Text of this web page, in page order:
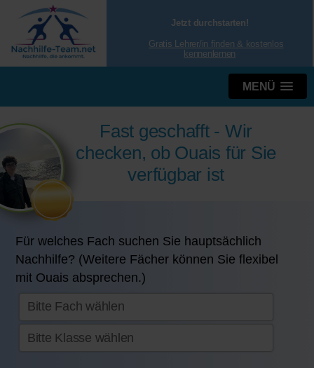
Jetzt durchstarten!
Gratis Lehrer/in finden & kostenlos
kennenlernen
MENÜ
Fast geschafft - Wir
checken, ob Ouais für Sie
verfügbar ist
Für welches Fach suchen Sie hauptsächlich
Nachhilfe? (Weitere Fächer können Sie flexibel
mit Ouais absprechen.)